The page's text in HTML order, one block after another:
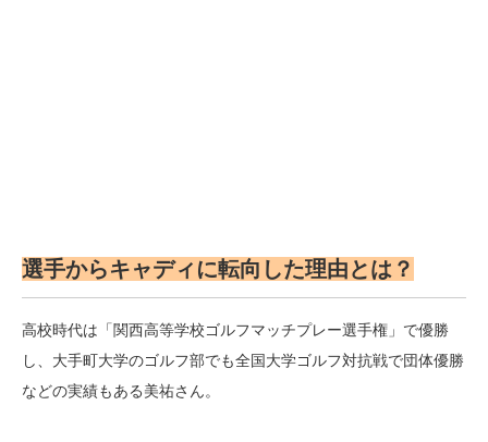
選手からキャディに転向した理由とは？
高校時代は「関西高等学校ゴルフマッチプレー選手権」で優勝
し、大手町大学のゴルフ部でも全国大学ゴルフ対抗戦で団体優勝
などの実績もある美祐さん。